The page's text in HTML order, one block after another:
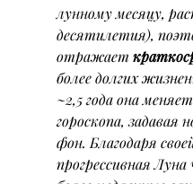
лунному месяцу,
десятилетия),
отражает
более долгих
~2,5 года она
гороскопа, задавая
фон. Благодаря
прогрессивная